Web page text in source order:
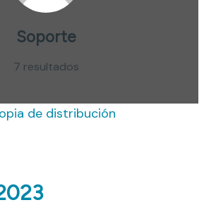
Soporte
7 resultados